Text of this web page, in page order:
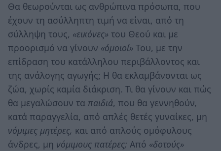
Θα θεωρούνται ως ανθρώπινα πρόσωπα, που
έχουν τη ασύλληπτη τιμή να είναι, από τη
σύλληψη τους, «εικόνες» του Θεού και με
προορισμό να γίνουν «όμοιοί» Του, με την
επίδραση του κατάλληλου περιβάλλοντος και
της ανάλογης αγωγής; Η θα εκλαμβάνονται ως
ζώα, χωρίς καμία διάκριση. Τι θα γίνουν και πώς
θα μεγαλώσουν τα παιδιά, που θα γεννηθούν,
κατά παραγγελία, από απλές θετές γυναίκες, μη
νόμιμες μητέρες, και από απλούς ομόφυλους
άνδρες, μη νόμιμους πατέρες; Από «δοτούς»